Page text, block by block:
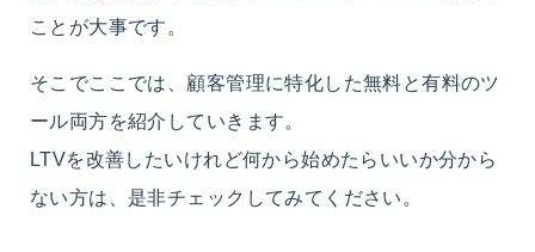
ことが大事です。
そこでここでは、顧客管理に特化した無料と有料のツ
ール両方を紹介していきます。
LTVを改善したいけれど何から始めたらいいか分から
ない方は、是非チェックしてみてください。